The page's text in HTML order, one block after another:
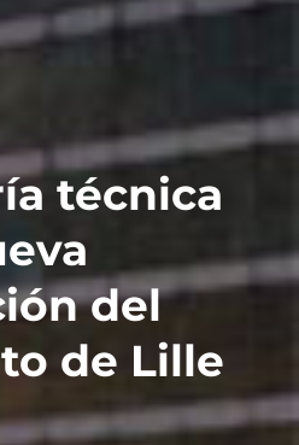
técnica
del
de Lille